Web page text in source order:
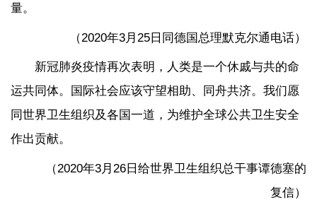
量。
（2020年3月25日同德国总理默克尔通电话）
新冠肺炎疫情再次表明，人类是一个休戚与共的命
运共同体。国际社会应该守望相助、同舟共济。我们愿
同世界卫生组织及各国一道，为维护全球公共卫生安全
作出贡献。
（2020年3月26日给世界卫生组织总干事谭德塞的
复信）